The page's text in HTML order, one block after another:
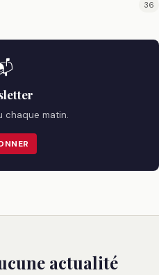
36
chaque matin.
actualité